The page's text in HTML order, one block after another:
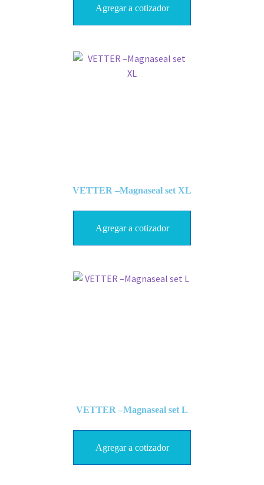
Agregar a cotizador
VETTER –Magnaseal set XL
Agregar a cotizador
VETTER –Magnaseal set L
Agregar a cotizador